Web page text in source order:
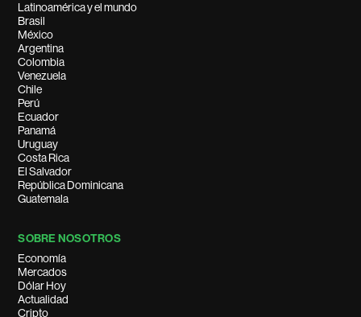
Latinoamérica y el mundo
Brasil
México
Argentina
Colombia
Venezuela
Chile
Perú
Ecuador
Panamá
Uruguay
Costa Rica
El Salvador
República Dominicana
Guatemala
SOBRE NOSOTROS
Economía
Mercados
Dólar Hoy
Actualidad
Cripto